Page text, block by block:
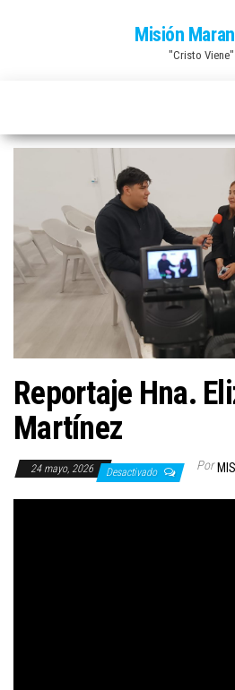
Misión
"Cristo Viene"
Reportaje Hna.
Martínez
24 mayo, 2026 Desactivado Por